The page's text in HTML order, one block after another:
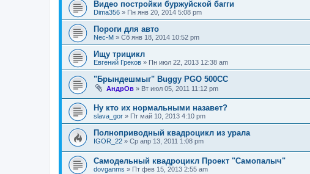
Видео постройки буржуйской багги
Dima356 » Пн янв 20, 2014 5:08 pm
Пороги для авто
Nec-M » Сб янв 18, 2014 10:52 pm
Ищу трицикл
Евгений Греков » Пн июл 22, 2013 12:38 am
"Брындешмыг" Buggy PGO 500CC
АндрОв » Вт июл 05, 2011 11:12 pm
Ну кто их нормальными назавет?
slava_gor » Пт май 10, 2013 4:10 pm
Полноприводный квадроцикл из урала
IGOR_22 » Ср апр 13, 2011 1:08 pm
Самодельный квадроцикл Проект "Самопалыч"
dovganms » Пт фев 15, 2013 2:55 am